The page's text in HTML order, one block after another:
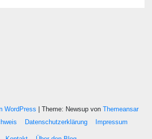
WordPress Theme: Newsup von Themeansar
Datenschutzerklärung Impressum